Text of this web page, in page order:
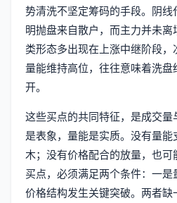
势清洗不坚定筹码的手段。阴
明抛盘来自散户，而主力并未
类形态多出现在上涨中继阶段，
量能维持高位，往往意味着洗
开。
这些买点的共同特征，是成交
是表象，量能是实质。没有量能
木；没有价格配合的放量，也
买点，必须满足两个条件：一
价格结构发生关键突破。两者缺